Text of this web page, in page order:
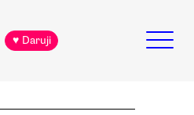
♥ Daruji